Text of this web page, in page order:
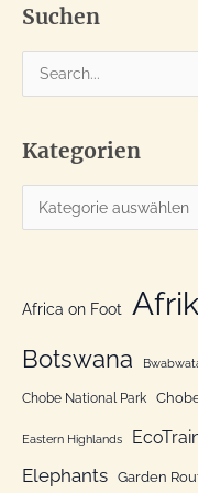
Suchen
u
h
e
c
Kategorien
a
g
o
i
e
n
Africa on Foot
Botswana
Chobe National Park
Eastern Highlands
Elephants Garden